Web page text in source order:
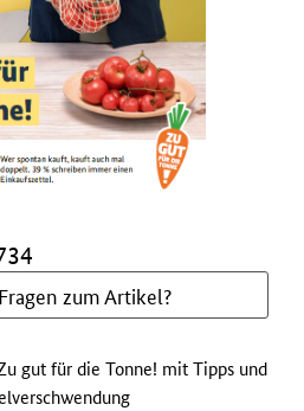
zum Artikel?
gut für die Tonne! mit Tipps und